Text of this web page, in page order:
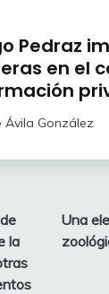
Pedraz
en el
Ávila González
la
Una